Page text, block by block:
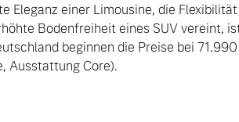
Eleganz einer Limousine, die
Bodenfreiheit eines SUV vereint,
beginnen die Preise bei
Ausstattung Core).